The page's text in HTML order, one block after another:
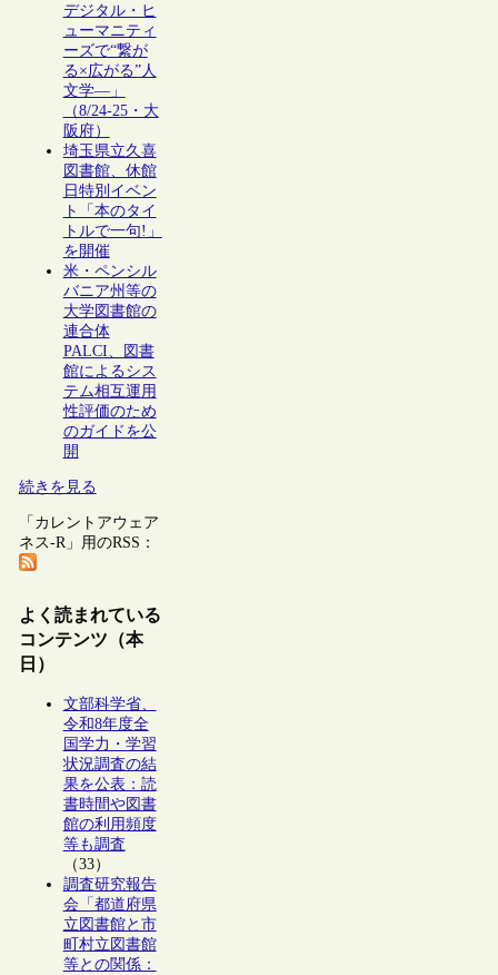
デジタル・ヒ
ューマニティ
ーズで“繋が
る×広がる”人
文学―」
（8/24-25・大
阪府）
埼玉県立久喜
図書館、休館
日特別イベン
ト「本のタイ
トルで一句!」
を開催
米・ペンシル
バニア州等の
大学図書館の
連合体
PALCI、図書
館によるシス
テム相互運用
性評価のため
のガイドを公
開
続きを見る
「カレントアウェア
ネス-R」用のRSS：
よく読まれている
コンテンツ（本
日）
文部科学省、
令和8年度全
国学力・学習
状況調査の結
果を公表：読
書時間や図書
館の利用頻度
等も調査
（33）
調査研究報告
会「都道府県
立図書館と市
町村立図書館
等との関係：